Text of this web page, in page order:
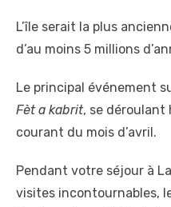
L’île serait la plus
d’au moins 5 millions
Le principal événement
Fèt a kabrit, se déroulant
courant du mois d’avril.
Pendant votre séjour à
visites incontournables,